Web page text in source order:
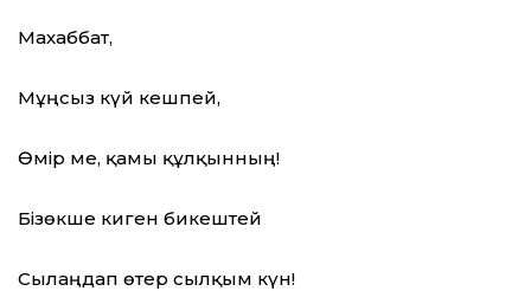
Махаббат,
Мұңсыз күй кешпей,
Өмір ме, қамы құлқынның!
Бізөкше киген бикештей
Сылаңдап өтер сылқым күн!